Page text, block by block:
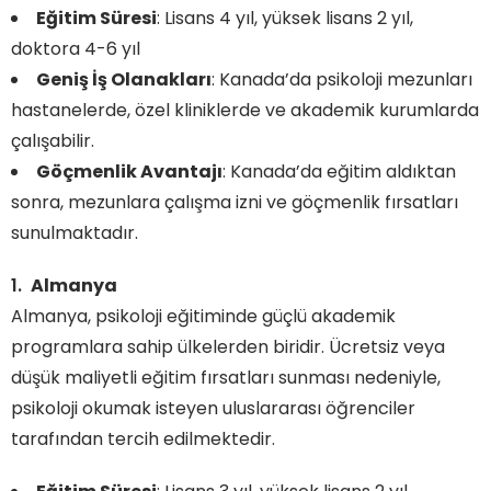
Eğitim Süresi: Lisans 4 yıl, yüksek lisans 2 yıl,
doktora 4-6 yıl
Geniş İş Olanakları: Kanada’da psikoloji mezunları
hastanelerde, özel kliniklerde ve akademik kurumlarda
çalışabilir.
Göçmenlik Avantajı: Kanada’da eğitim aldıktan
sonra, mezunlara çalışma izni ve göçmenlik fırsatları
sunulmaktadır.
Almanya
Almanya, psikoloji eğitiminde güçlü akademik
programlara sahip ülkelerden biridir. Ücretsiz veya
düşük maliyetli eğitim fırsatları sunması nedeniyle,
psikoloji okumak isteyen uluslararası öğrenciler
tarafından tercih edilmektedir.